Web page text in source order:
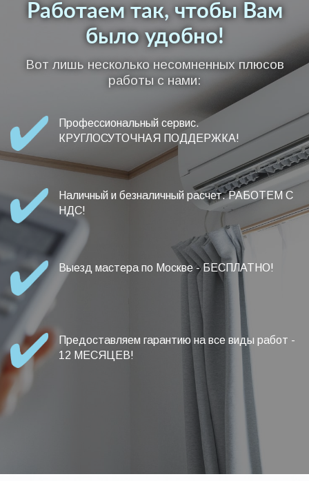
Работаем так, чтобы Вам
было удобно!
Вот лишь несколько несомненных плюсов
работы с нами:
Профессиональный сервис.
КРУГЛОСУТОЧНАЯ ПОДДЕРЖКА!
Наличный и безналичный расчет. РАБОТЕМ С
НДС!
Выезд мастера по Москве - БЕСПЛАТНО!
Предоставляем гарантию на все виды работ -
12 МЕСЯЦЕВ!